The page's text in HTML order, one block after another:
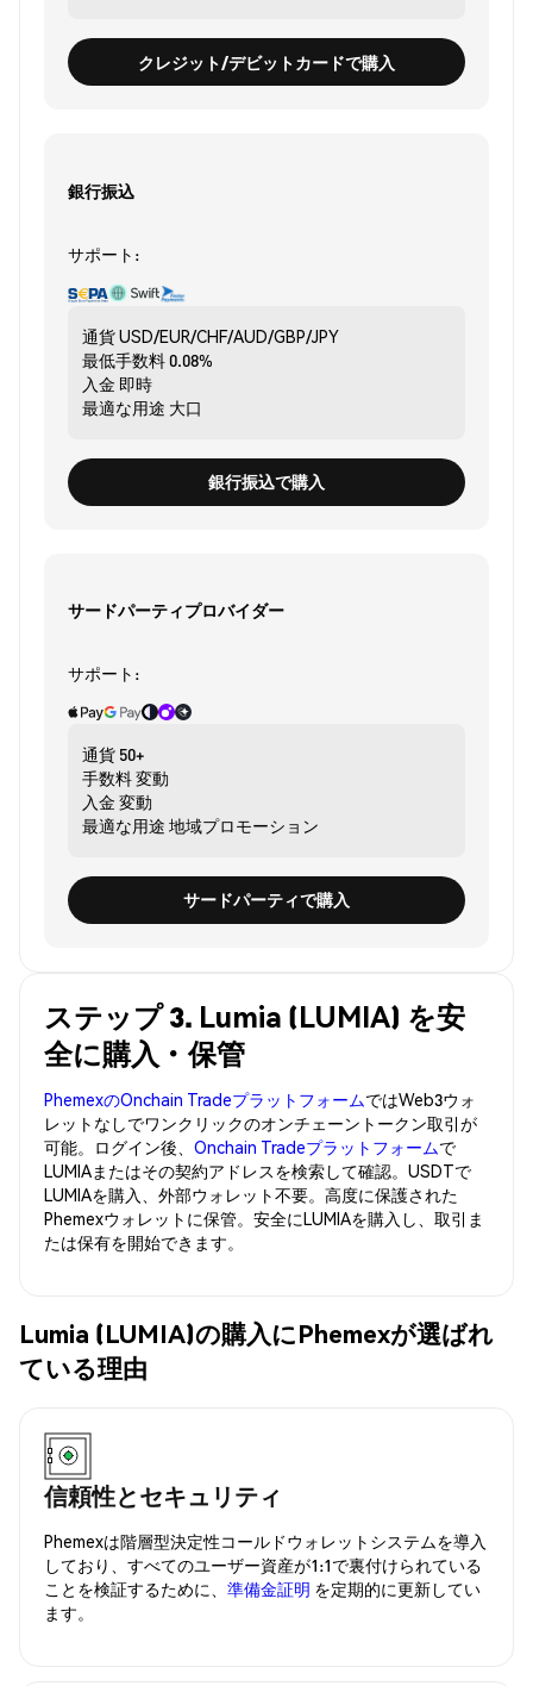
クレジット/デビットカードで購入
銀行振込
サポート:
通貨USD/EUR/CHF/AUD/GBP/JPY
最低手数料0.08%
入金 即時
最適な用途 大口
銀行振込で購入
サードパーティプロバイダー
サポート:
通貨 50+
手数料変動
入金 変動
最適な用途 地域プロモーション
サードパーティで購入
ステップ 3. Lumia (LUMIA) を安
全に購入・保管
PhemexのOnchain TradeプラットフォームではWeb3ウォ
レットなしでワンクリックのオンチェーントークン取引が
可能。ログイン後、 Onchain Tradeプラットフォームで
LUMIAまたはその契約アドレスを検索して確認。USDTで
LUMIAを購入、外部ウォレット不要。高度に保護された
Phemexウォレットに保管。安全にLUMIAを購入し、取引ま
たは保有を開始できます。
Lumia (LUMIA)の購入にPhemexが選ばれ
ている理由
信頼性とセキュリティ
Phemexは階層型決定性コールドウォレットシステムを導入
しており、すべてのユーザー資産が1:1で裏付けられている
ことを検証するために、 準備金証明 を定期的に更新してい
ます。